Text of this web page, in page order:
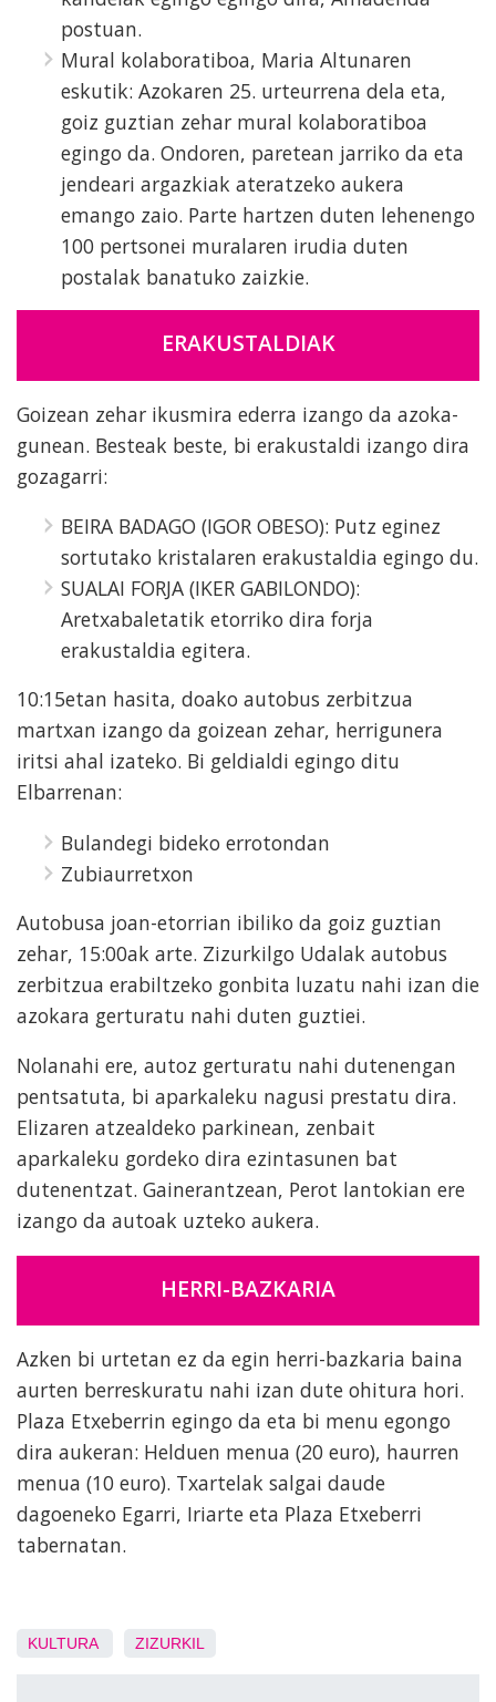
postuan.
Mural kolaboratiboa, Maria Altunaren
eskutik: Azokaren 25. urteurrena dela eta,
goiz guztian zehar mural kolaboratiboa
egingo da. Ondoren, paretean jarriko da eta
jendeari argazkiak ateratzeko aukera
emango zaio. Parte hartzen duten lehenengo
100 pertsonei muralaren irudia duten
postalak banatuko zaizkie.
ERAKUSTALDIAK
Goizean zehar ikusmira ederra izango da azoka-
gunean. Besteak beste, bi erakustaldi izango dira
gozagarri:
BEIRA BADAGO (IGOR OBESO): Putz eginez
sortutako kristalaren erakustaldia egingo du.
SUALAI FORJA (IKER GABILONDO):
Aretxabaletatik etorriko dira forja
erakustaldia egitera.
10:15etan hasita, doako autobus zerbitzua
martxan izango da goizean zehar, herrigunera
iritsi ahal izateko. Bi geldialdi egingo ditu
Elbarrenan:
Bulandegi bideko errotondan
Zubiaurretxon
Autobusa joan-etorrian ibiliko da goiz guztian
zehar, 15:00ak arte. Zizurkilgo Udalak autobus
zerbitzua erabiltzeko gonbita luzatu nahi izan die
azokara gerturatu nahi duten guztiei.
Nolanahi ere, autoz gerturatu nahi dutenengan
pentsatuta, bi aparkaleku nagusi prestatu dira.
Elizaren atzealdeko parkinean, zenbait
aparkaleku gordeko dira ezintasunen bat
dutenentzat. Gainerantzean, Perot lantokian ere
izango da autoak uzteko aukera.
HERRI-BAZKARIA
Azken bi urtetan ez da egin herri-bazkaria baina
aurten berreskuratu nahi izan dute ohitura hori.
Plaza Etxeberrin egingo da eta bi menu egongo
dira aukeran: Helduen menua (20 euro), haurren
menua (10 euro). Txartelak salgai daude
dagoeneko Egarri, Iriarte eta Plaza Etxeberri
tabernatan.
KULTURA ZIZURKIL